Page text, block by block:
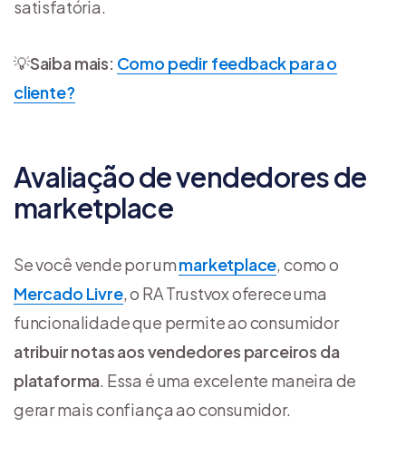
satisfatória.
💡Saiba mais: Como pedir feedback para o
cliente?
Avaliação de vendedores de
marketplace
Se você vende por ummarketplace, como o
Mercado Livre, o RA Trustvox oferece uma
funcionalidade que permite ao consumidor
atribuir notas aos vendedores parceiros da
plataforma. Essa é uma excelente maneira de
gerar mais confiança ao consumidor.